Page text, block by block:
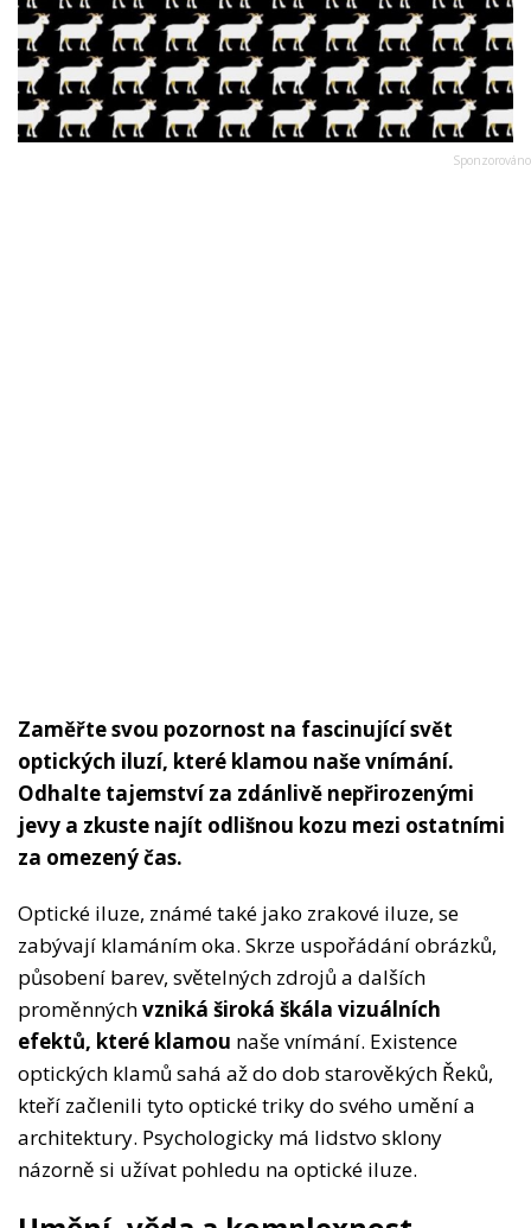
Zaměřte svou pozornost na fascinující svět
optických iluzí, které klamou naše vnímání.
Odhalte tajemství za zdánlivě nepřirozenými
jevy a zkuste najít odlišnou kozu mezi ostatními
za omezený čas.
Optické iluze, známé také jako zrakové iluze, se
zabývají klamáním oka. Skrze uspořádání obrázků,
působení barev, světelných zdrojů a dalších
proměnnýchvzniká široká škála vizuálních
efektů, které klamou naše vnímání. Existence
optických klamů sahá až do dob starověkých Řeků,
kteří začlenili tyto optické triky do svého umění a
architektury. Psychologicky má lidstvo sklony
názorně si užívat pohledu na optické iluze.